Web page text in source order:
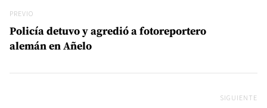
Previo
PREVIO
Policía detuvo y agredió a fotoreportero
alemán en Añelo
SIGUIENTE